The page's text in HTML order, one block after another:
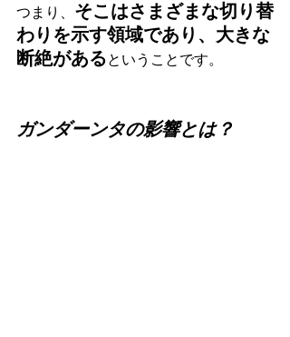
つまり、 そこはさまざまな切り替
わりを示す領域であり、大きな
断絶があるということです。
ガンダーンタの影響とは？